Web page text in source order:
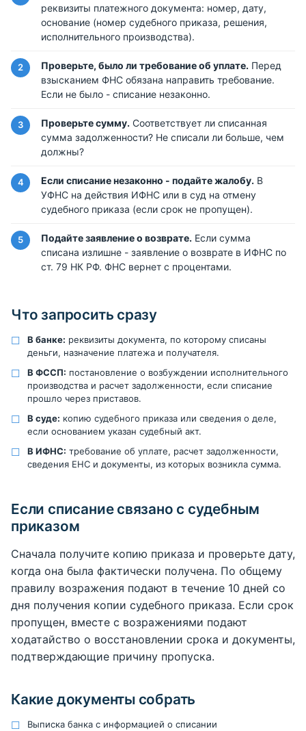
реквизиты платежного документа: номер, дату,
основание (номер судебного приказа, решения,
исполнительного производства).
Проверьте, было ли требование об уплате. Перед
взысканием ФНС обязана направить требование.
Если не было - списание незаконно.
Проверьте сумму. Соответствует ли списанная
сумма задолженности? Не списали ли больше, чем
должны?
Если списание незаконно - подайте жалобу. В
УФНС на действия ИФНС или в суд на отмену
судебного приказа (если срок не пропущен).
Подайте заявление о возврате. Если сумма
списана излишне - заявление о возврате в ИФНС по
ст. 79 НК РФ. ФНС вернет с процентами.
Что запросить сразу
В банке: реквизиты документа, по которому списаны
деньги, назначение платежа и получателя.
В ФССП: постановление о возбуждении исполнительного
производства и расчет задолженности, если списание
прошло через приставов.
В суде: копию судебного приказа или сведения о деле,
если основанием указан судебный акт.
В ИФНС: требование об уплате, расчет задолженности,
сведения ЕНС и документы, из которых возникла сумма.
Если списание связано с судебным
приказом
Сначала получите копию приказа и проверьте дату,
когда она была фактически получена. По общему
правилу возражения подают в течение 10 дней со
дня получения копии судебного приказа. Если срок
пропущен, вместе с возражениями подают
ходатайство о восстановлении срока и документы,
подтверждающие причину пропуска.
Какие документы собрать
Выписка банка с информацией о списании